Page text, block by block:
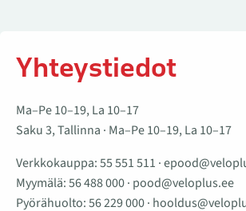
Yhteystiedot
Ma–Pe 10–19, La 10–17
Saku 3, Tallinna · Ma–Pe 10–19, La 10–17
Verkkokauppa:55 551 511 ·
Myymälä:56 488 000· pood@veloplus.ee
Pyörähuolto:56 229 000·